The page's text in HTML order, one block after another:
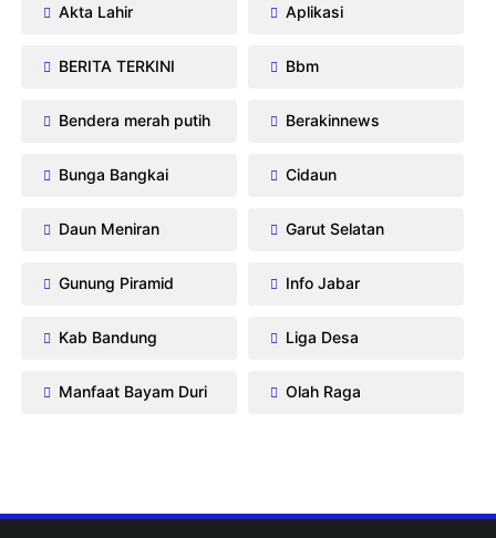
Akta Lahir Aplikasi
BERITA TERKINI Bbm
Bendera merah putih Berakinnews
Bunga Bangkai Cidaun
Daun Meniran Garut Selatan
Gunung Piramid Info Jabar
Kab Bandung Liga Desa
Manfaat Bayam Duri Olah Raga